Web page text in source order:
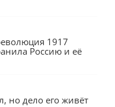
1917
Россию и её
но дело его живёт